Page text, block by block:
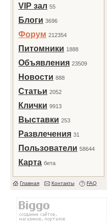
VIP зал 55
Блоги 3696
Форум 212354
Питомники 1888
Объявления 23509
Новости 888
Статьи 2052
Клички 9913
Выставки 253
Развлечения 31
Пользователи 58644
Карта бета
Главная Контакты FAQ